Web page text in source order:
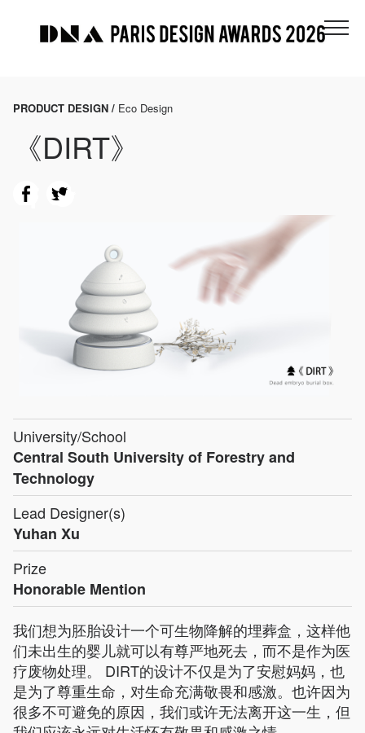
PRODUCT DESIGN / Eco Design
《DIRT》
University/School
Central South University of Forestry and
Technology
Lead Designer(s)
Yuhan Xu
Prize
Honorable Mention
我们想为胚胎设计一个可生物降解的埋葬盒，这样他
们未出生的婴儿就可以有尊严地死去，而不是作为医
疗废物处理。 DIRT的设计不仅是为了安慰妈妈，也
是为了尊重生命，对生命充满敬畏和感激。也许因为
很多不可避免的原因，我们或许无法离开这一生，但